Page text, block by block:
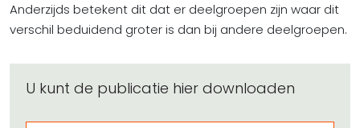
Anderzijds betekent dit dat er deelgroepen zijn waar dit
verschil beduidend groter is dan bij andere deelgroepen.
U kunt de publicatie hier downloaden